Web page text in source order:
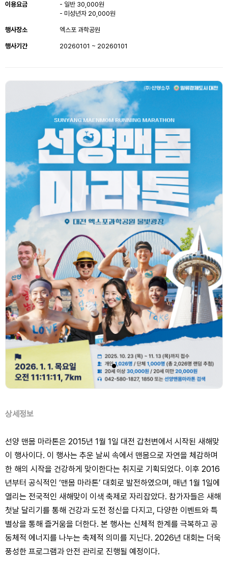
이용요금
- 일반 30,000원
- 미성년자 20,000원
행사장소 엑스포 과학공원
행사기간 20260101 ~ 20260101
상세정보
선양 맨몸 마라톤은 2015년 1월 1일 대전 갑천변에서 시작된 새해맞
이 행사이다. 이 행사는 추운 날씨 속에서 맨몸으로 자연을 체감하며
한 해의 시작을 건강하게 맞이한다는 취지로 기획되었다. 이후 2016
년부터 공식적인 ‘맨몸 마라톤’ 대회로 발전하였으며, 매년 1월 1일에
열리는 전국적인 새해맞이 이색 축제로 자리잡았다. 참가자들은 새해
첫날 달리기를 통해 건강과 도전 정신을 다지고, 다양한 이벤트와 특
별상을 통해 즐거움을 더한다. 본 행사는 신체적 한계를 극복하고 공
동체적 에너지를 나누는 축제적 의미를 지닌다. 2026년 대회는 더욱
풍성한 프로그램과 안전 관리로 진행될 예정이다.